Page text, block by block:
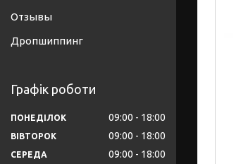
Отзывы
Дропшиппинг
Графік роботи
ПОНЕДІЛОК 09:00 18:00
ВІВТОРОК 09:00 18:00
СЕРЕДА 09:00 18:00